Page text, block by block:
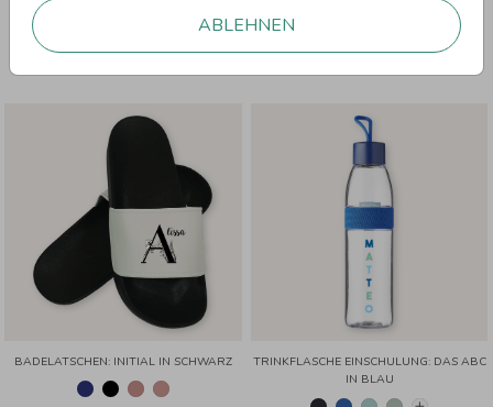
ABLEHNEN
BADELATSCHEN: BLUMENKRANZ IN
BADELATSCHEN: BLUMIGES INITIAL IN
BADELATSCHEN: INITIAL IN SCHWARZ
TRINKFLASCHE EINSCHULUNG: DAS ABC
IN BLAU